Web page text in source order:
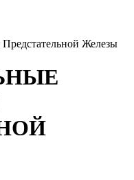
Железы